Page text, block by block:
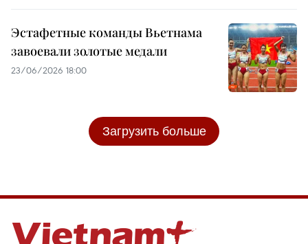
Эстафетные команды Вьетнама
завоевали золотые медали
23/06/2026 18:00
Загрузить больше